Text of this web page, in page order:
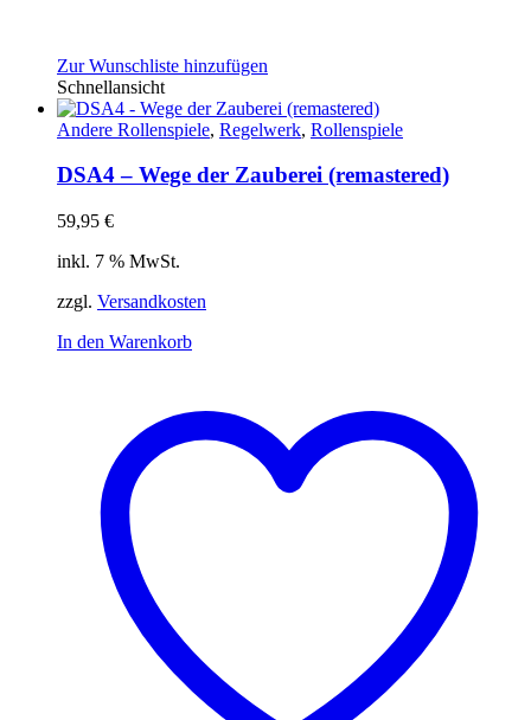
Zur Wunschliste hinzufügen
Schnellansicht
Andere Rollenspiele, Regelwerk, Rollenspiele
DSA4 – Wege der Zauberei (remastered)
59,95 €
inkl. 7 % MwSt.
zzgl. Versandkosten
In den Warenkorb